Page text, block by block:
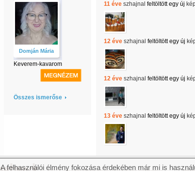
Domján Mária
Keverem-kavarom
Összes ismerőse
11 éve szhajnal feltöltött egy új
12 éve szhajnal feltöltött egy új
12 éve szhajnal feltöltött egy új
13 éve szhajnal feltöltött egy új
A felhasználói élmény fokozása érdekében már mi is